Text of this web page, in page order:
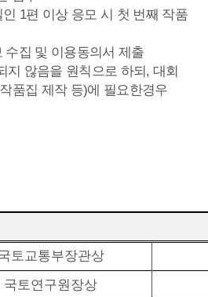
1편 이상 응모 시 첫 번째 작품
수집 및 이용동의서 제출
지 않음을 원칙으로 하되, 대회
품집 제작 등)에 필요한경우
토교통부장관상
국토연구원장상